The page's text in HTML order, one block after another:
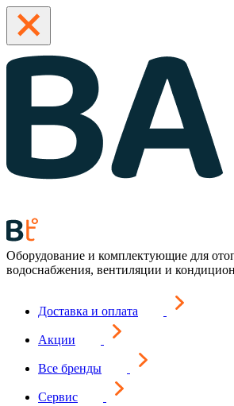
Оборудование и комплектующие для
водоснабжения, вентиляции и
Доставка и оплата
Акции
Все бренды
Сервис